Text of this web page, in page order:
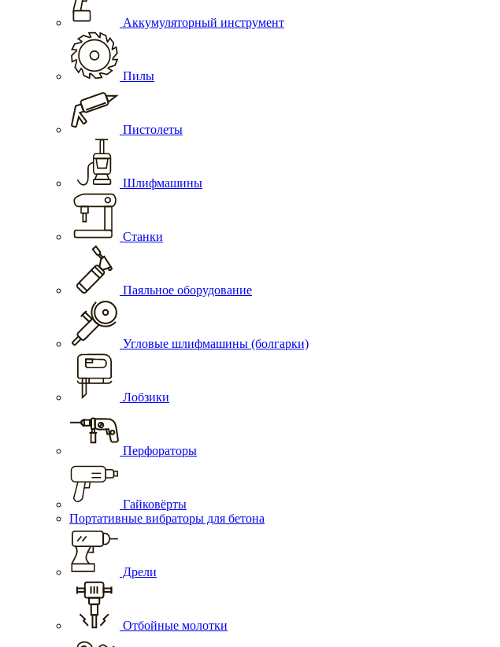
Аккумуляторный инструмент
Пилы
Пистолеты
Шлифмашины
Станки
Паяльное оборудование
Угловые шлифмашины (болгарки)
Лобзики
Перфораторы
Гайковёрты
Портативные вибраторы для бетона
Дрели
Отбойные молотки